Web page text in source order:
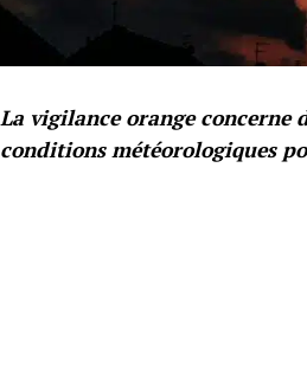
La vigilance orange concerne
conditions météorologiques